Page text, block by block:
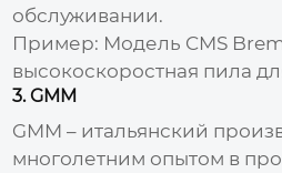
обслуживании.
Пример: Модель CMS
высокоскоростная пила
3. GMM
GMM – итальянский
многолетним опытом в